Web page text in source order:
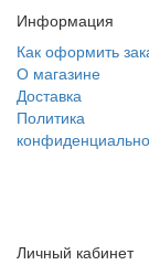
Информация
Как оформить
О магазине
Доставка
Политика
Личный кабинет